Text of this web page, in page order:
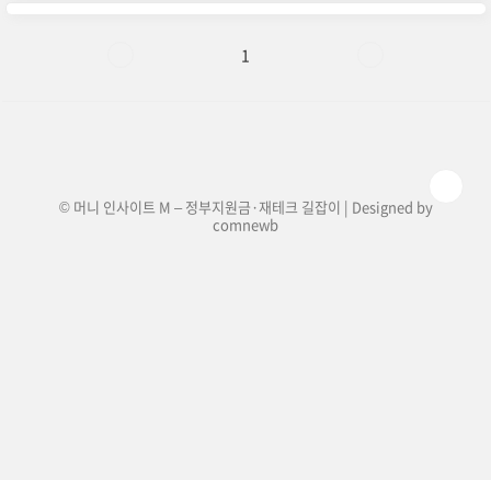
이 받을 수 있는 정부 지원금입니다. 정기 지급 외에
1
© 머니 인사이트 M – 정부지원금·재테크 길잡이 | Designed by
comnewb